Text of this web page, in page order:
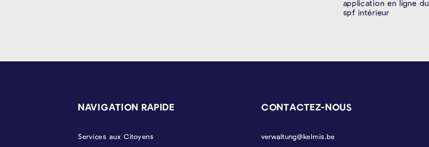
application en ligne du
spf intérieur
NAVIGATION RAPIDE
Services aux Citoyens
CONTACTEZ-NOUS
verwaltung@kelmis.be